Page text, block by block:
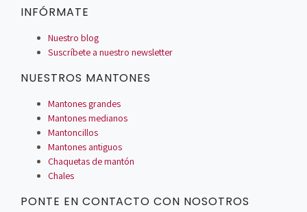
INFÓRMATE
Nuestro blog
Suscríbete a nuestro newsletter
NUESTROS MANTONES
Mantones grandes
Mantones medianos
Mantoncillos
Mantones antiguos
Chaquetas de mantón
Chales
PONTE EN CONTACTO CON NOSOTROS